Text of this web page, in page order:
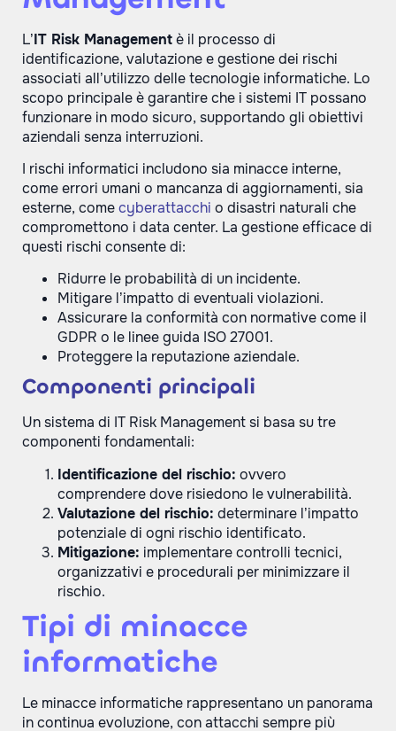
L’IT Risk Managementè il processo di
identificazione, valutazione e gestione dei rischi
associati all’utilizzo delle tecnologie informatiche. Lo
scopo principale è garantire che i sistemi IT possano
funzionare in modo sicuro, supportando gli obiettivi
aziendali senza interruzioni.
I rischi informatici includono sia minacce interne,
come errori umani o mancanza di aggiornamenti, sia
esterne, comecyberattacchi o disastri naturali che
compromettono i data center. La gestione efficace di
questi rischi consente di:
Ridurre le probabilità di un incidente.
Mitigare l’impatto di eventuali violazioni.
Assicurare la conformità con normative come il
GDPR o le linee guida ISO 27001.
Proteggere la reputazione aziendale.
Componenti principali
Un sistema di IT Risk Management si basa su tre
componenti fondamentali:
Identificazione del rischio: ovvero
comprendere dove risiedono le vulnerabilità.
Valutazione del rischio: determinare l’impatto
potenziale di ogni rischio identificato.
Mitigazione: implementare controlli tecnici,
organizzativi e procedurali per minimizzare il
rischio.
Tipi di minacce
informatiche
Le minacce informatiche rappresentano un panorama
in continua evoluzione, con attacchi sempre più